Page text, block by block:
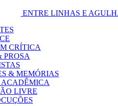
ENTRE LINHAS E
CRÍTICA
PROSA
& MEMÓRIAS
LIVRE